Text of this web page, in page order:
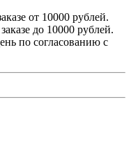
от 10000 рублей.
до 10000 рублей.
по согласованию с